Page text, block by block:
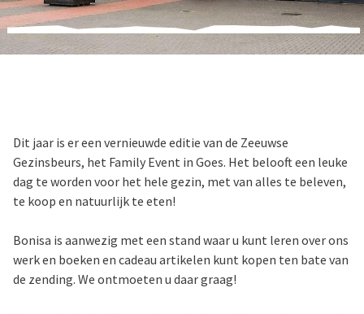
Dit jaar is er een vernieuwde editie van de Zeeuwse
Gezinsbeurs, het Family Event in Goes. Het belooft een leuke
dag te worden voor het hele gezin, met van alles te beleven,
te koop en natuurlijk te eten!
Bonisa is aanwezig met een stand waar u kunt leren over ons
werk en boeken en cadeau artikelen kunt kopen ten bate van
de zending. We ontmoeten u daar graag!